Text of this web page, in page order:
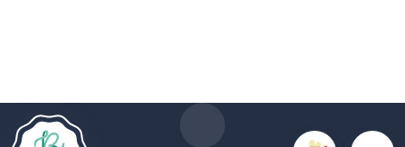
ervoor zorgen dat sommige functies van de website
uitgeschakeld zijn. Andere cookies worden gebruikt voor
analyse- of marketingdoeleinden.
Cookies aanvaarden Mijn cookies beheren